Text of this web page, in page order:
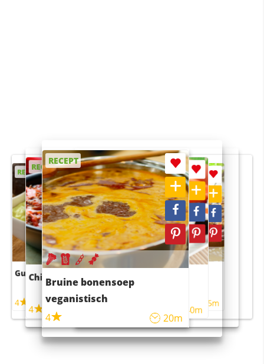
RECEPT
Guacamole
4
RECEPT
Chili con carne
4 45m
RECEPT
Bruine bonensoep
veganistisch
4
20m
RECEPT
Sushi rijstsalade
maaltijdsalade
40m
RECEPT
4 55m